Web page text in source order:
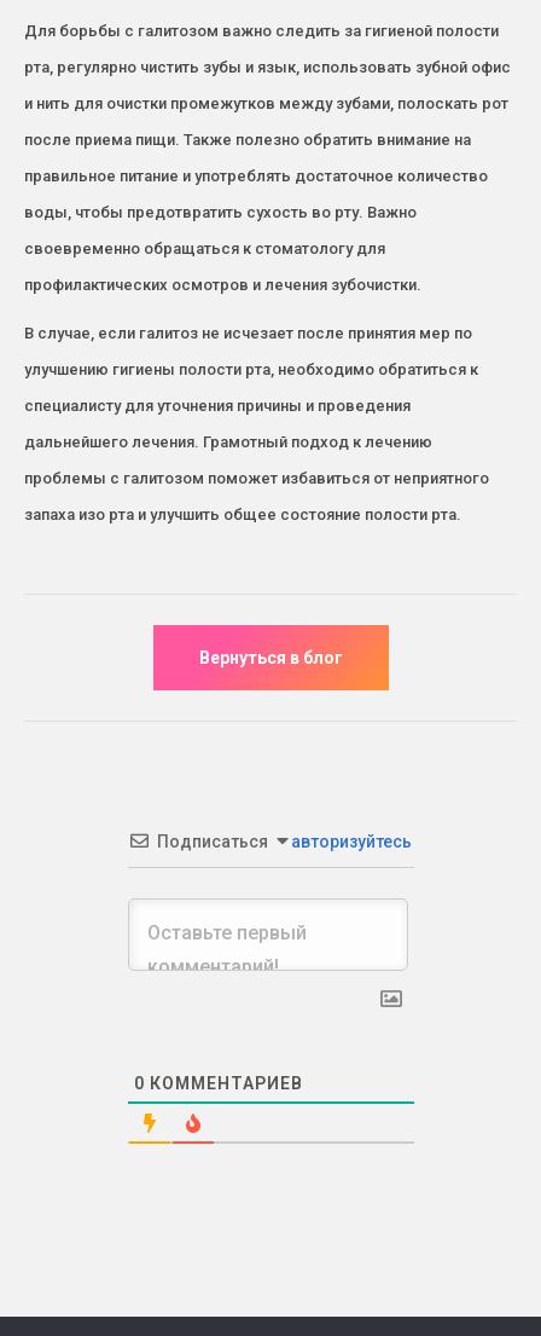
Для борьбы с галитозом важно следить за гигиеной полости
рта, регулярно чистить зубы и язык, использовать зубной офис
и нить для очистки промежутков между зубами, полоскать рот
после приема пищи. Также полезно обратить внимание на
правильное питание и употреблять достаточное количество
воды, чтобы предотвратить сухость во рту. Важно
своевременно обращаться к стоматологу для
профилактических осмотров и лечения зубочистки.
В случае, если галитоз не исчезает после принятия мер по
улучшению гигиены полости рта, необходимо обратиться к
специалисту для уточнения причины и проведения
дальнейшего лечения. Грамотный подход к лечению
проблемы с галитозом поможет избавиться от неприятного
запаха изо рта и улучшить общее состояние полости рта.
Подписаться авторизуйтесь
0 КОММЕНТАРИЕВ